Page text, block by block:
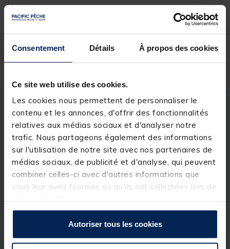
Consentement Détails À propos des cookies
Ce site web utilise des cookies.
Les cookies nous permettent de personnaliser le
contenu et les annonces, d'offrir des fonctionnalités
relatives aux médias sociaux et d'analyser notre
trafic. Nous partageons également des informations
sur l'utilisation de notre site avec nos partenaires de
médias sociaux, de publicité et d'analyse, qui peuvent
combiner celles-ci avec d'autres informations que
vous leur avez fournies ou qu'ils ont collectées lors de
Autoriser tous les cookies
Livraison gratuite en point relais et magasin
Retour gratuit, 1 mois pour changer d’avis
Description Spécifications
Description & détails
Description
Très populaire parmi les pêcheurs de silures Fancais,
cheveux de 73mm qui peuvent être facilement